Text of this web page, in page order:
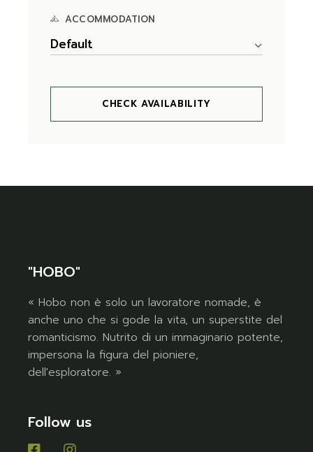
ACCOMMODATION
Default
CHECK AVAILABILITY
"HOBO"
« Hobo non è solo un lavoratore nomade, è
anche uno che si gode la vita, un superstite del
romanticismo. Nutrito di un immaginario potente,
impersona la figura del pioniere,
dell'esploratore. »
Follow us